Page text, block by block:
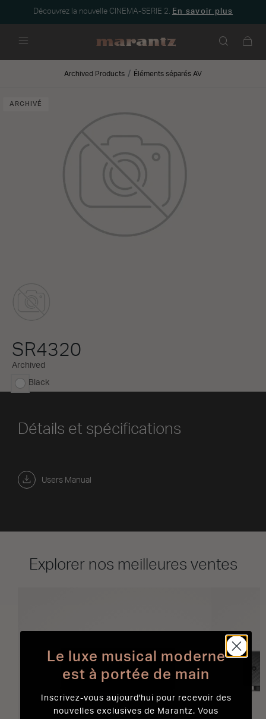
Découvrez la nouvelle CINEMA-SERIE 2. En savoir plus
Archived Products Éléments séparés AV
ARCHIVÉ
SR4320
Archived
sélectionné
Black
Détails et spécifications
Users Manual
Explorer nos meilleures ventes
Le luxe musical moderne
est à portée de main
Inscrivez-vous aujourd'hui pour recevoir des
nouvelles exclusives de Marantz. Vous